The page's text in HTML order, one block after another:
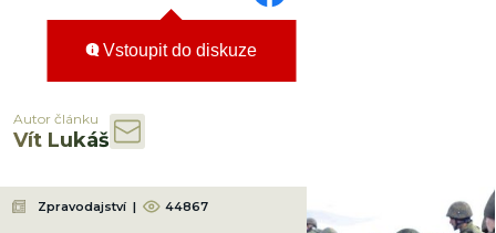
Vstoupit do diskuze
Autor článku
Vít Lukáš
Zpravodajství | 44867